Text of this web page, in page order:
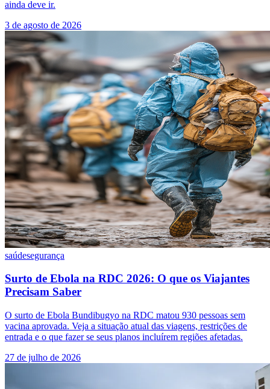
ainda deve ir.
3 de agosto de 2026
saúdesegurança
Surto de Ebola na RDC 2026: O que os Viajantes
Precisam Saber
O surto de Ebola Bundibugyo na RDC matou 930 pessoas sem
vacina aprovada. Veja a situação atual das viagens, restrições de
entrada e o que fazer se seus planos incluírem regiões afetadas.
27 de julho de 2026